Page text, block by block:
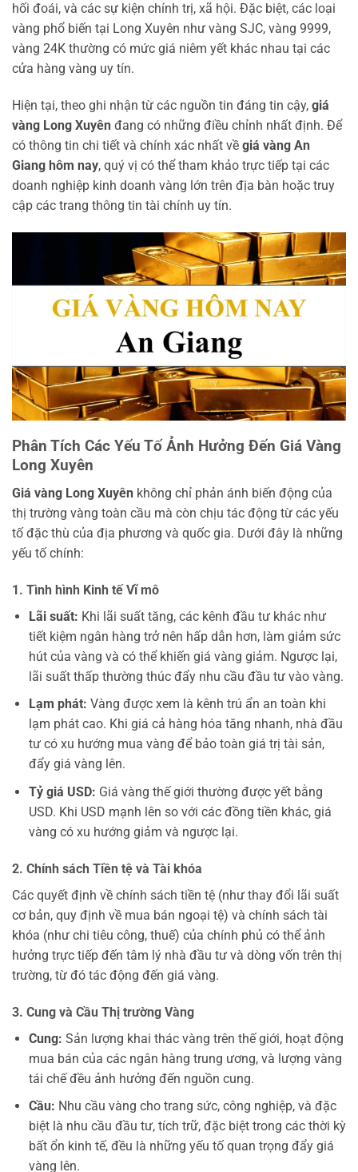
hối đoái, và các sự kiện chính trị, xã hội. Đặc biệt, các loại
vàng phổ biến tại Long Xuyên như vàng SJC, vàng 9999,
vàng 24K thường có mức giá niêm yết khác nhau tại các
cửa hàng vàng uy tín.
Hiện tại, theo ghi nhận từ các nguồn tin đáng tin cậy, giá
vàng Long Xuyên đang có những điều chỉnh nhất định. Để
có thông tin chi tiết và chính xác nhất về giá vàng An
Giang hôm nay, quý vị có thể tham khảo trực tiếp tại các
doanh nghiệp kinh doanh vàng lớn trên địa bàn hoặc truy
cập các trang thông tin tài chính uy tín.
Phân Tích Các Yếu Tố Ảnh Hưởng Đến Giá Vàng
Long Xuyên
Giá vàng Long Xuyên không chỉ phản ánh biến động của
thị trường vàng toàn cầu mà còn chịu tác động từ các yếu
tố đặc thù của địa phương và quốc gia. Dưới đây là những
yếu tố chính:
1. Tình hình Kinh tế Vĩ mô
Lãi suất: Khi lãi suất tăng, các kênh đầu tư khác như
tiết kiệm ngân hàng trở nên hấp dẫn hơn, làm giảm sức
hút của vàng và có thể khiến giá vàng giảm. Ngược lại,
lãi suất thấp thường thúc đẩy nhu cầu đầu tư vào vàng.
Lạm phát: Vàng được xem là kênh trú ẩn an toàn khi
lạm phát cao. Khi giá cả hàng hóa tăng nhanh, nhà đầu
tư có xu hướng mua vàng để bảo toàn giá trị tài sản,
đẩy giá vàng lên.
Tỷ giá USD: Giá vàng thế giới thường được yết bằng
USD. Khi USD mạnh lên so với các đồng tiền khác, giá
vàng có xu hướng giảm và ngược lại.
2. Chính sách Tiền tệ và Tài khóa
Các quyết định về chính sách tiền tệ (như thay đổi lãi suất
cơ bản, quy định về mua bán ngoại tệ) và chính sách tài
khóa (như chi tiêu công, thuế) của chính phủ có thể ảnh
hưởng trực tiếp đến tâm lý nhà đầu tư và dòng vốn trên thị
trường, từ đó tác động đến giá vàng.
3. Cung và Cầu Thị trường Vàng
Cung: Sản lượng khai thác vàng trên thế giới, hoạt động
mua bán của các ngân hàng trung ương, và lượng vàng
tái chế đều ảnh hưởng đến nguồn cung.
Cầu: Nhu cầu vàng cho trang sức, công nghiệp, và đặc
biệt là nhu cầu đầu tư, tích trữ, đặc biệt trong các thời kỳ
bất ổn kinh tế, đều là những yếu tố quan trọng đẩy giá
vàng lên.